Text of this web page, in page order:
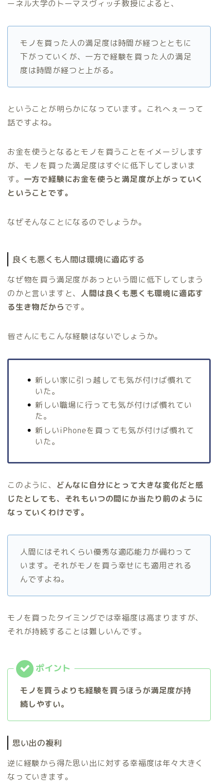
ーネル大学のトーマスヴィッチ教授によると、
モノを買った人の満足度は時間が経つとともに
下がっていくが、一方で経験を買った人の満足
度は時間が経つと上がる。
ということが明らかになっています。これへぇーって
話ですよね。
お金を使うとなるとモノを買うことをイメージします
が、モノを買った満足度はすぐに低下してしまいま
す。 一方で経験にお金を使うと満足度が上がっていく
ということです。
なぜそんなことになるのでしょうか。
良くも悪くも人間は環境に適応する
なぜ物を買う満足度があっという間に低下してしまう
のかと言いますと、 人間は良くも悪くも環境に適応す
る生き物だからです。
皆さんにもこんな経験はないでしょうか。
新しい家に引っ越しても気が付けば慣れて
いた。
新しい職場に行っても気が付けば慣れてい
た。
新しいiPhoneを買っても気が付けば慣れて
いた。
このように、 どんなに自分にとって大きな変化だと感
じたとしても、それもいつの間にか当たり前のように
なっていくわけです。
人間にはそれくらい優秀な適応能力が備わって
います。それがモノを買う幸せにも適用される
んですよね。
モノを買ったタイミングでは幸福度は高まりますが、
それが持続することは難しいんです。
モノを買うよりも経験を買うほうが満足度が持
続しやすい。
思い出の複利
逆に経験から得た思い出に対する幸福度は年々大きく
なっていきます。